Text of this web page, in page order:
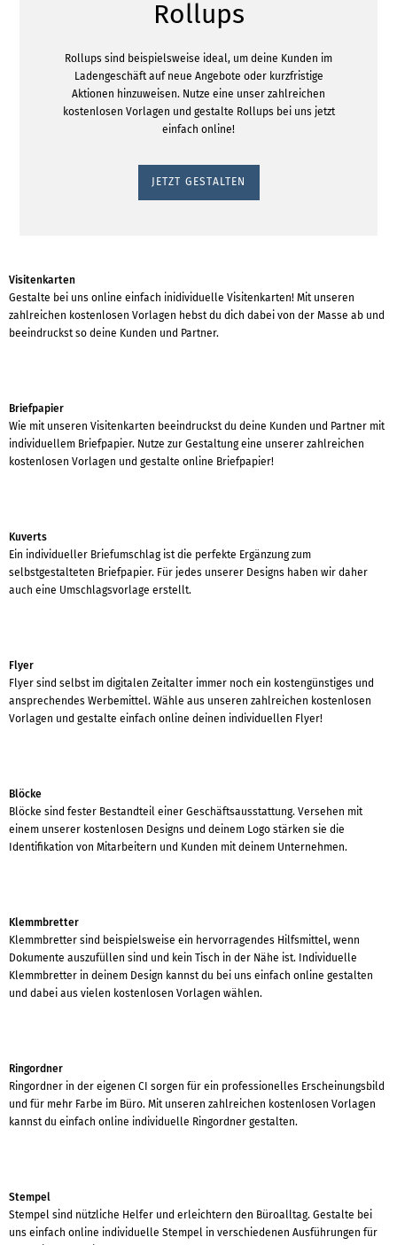
Rollups
Rollups sind beispielsweise ideal, um deine Kunden im
Ladengeschäft auf neue Angebote oder kurzfristige
Aktionen hinzuweisen. Nutze eine unser zahlreichen
kostenlosen Vorlagen und gestalte Rollups bei uns jetzt
einfach online!
JETZT GESTALTEN
Visitenkarten
Gestalte bei uns online einfach inidividuelle Visitenkarten! Mit unseren
zahlreichen kostenlosen Vorlagen hebst du dich dabei von der Masse ab und
beeindruckst so deine Kunden und Partner.
Briefpapier
Wie mit unseren Visitenkarten beeindruckst du deine Kunden und Partner mit
individuellem Briefpapier. Nutze zur Gestaltung eine unserer zahlreichen
kostenlosen Vorlagen und gestalte online Briefpapier!
Kuverts
Ein individueller Briefumschlag ist die perfekte Ergänzung zum
selbstgestalteten Briefpapier. Für jedes unserer Designs haben wir daher
auch eine Umschlagsvorlage erstellt.
Flyer
Flyer sind selbst im digitalen Zeitalter immer noch ein kostengünstiges und
ansprechendes Werbemittel. Wähle aus unseren zahlreichen kostenlosen
Vorlagen und gestalte einfach online deinen individuellen Flyer!
Blöcke
Blöcke sind fester Bestandteil einer Geschäftsausstattung. Versehen mit
einem unserer kostenlosen Designs und deinem Logo stärken sie die
Identifikation von Mitarbeitern und Kunden mit deinem Unternehmen.
Klemmbretter
Klemmbretter sind beispielsweise ein hervorragendes Hilfsmittel, wenn
Dokumente auszufüllen sind und kein Tisch in der Nähe ist. Individuelle
Klemmbretter in deinem Design kannst du bei uns einfach online gestalten
und dabei aus vielen kostenlosen Vorlagen wählen.
Ringordner
Ringordner in der eigenen CI sorgen für ein professionelles Erscheinungsbild
und für mehr Farbe im Büro. Mit unseren zahlreichen kostenlosen Vorlagen
kannst du einfach online individuelle Ringordner gestalten.
Stempel
Stempel sind nützliche Helfer und erleichtern den Büroalltag. Gestalte bei
uns einfach online individuelle Stempel in verschiedenen Ausführungen für